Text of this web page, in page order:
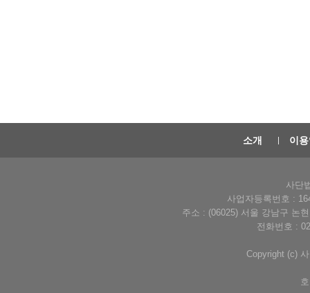
소개 이
사단
사업자등록번호 :
주소 : (06025) 서울 강남구 논
전화번호 :
Copyright (c)